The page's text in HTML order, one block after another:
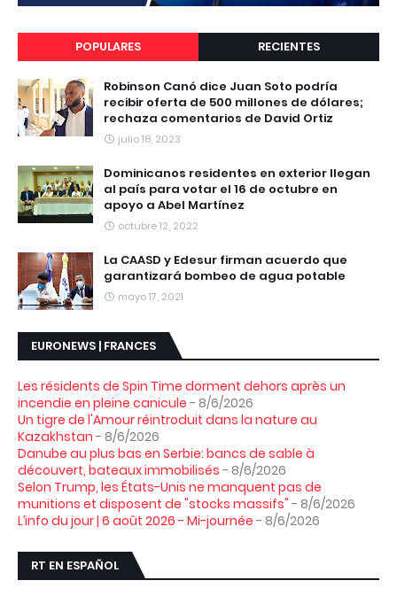
POPULARES RECIENTES
Robinson Canó dice Juan Soto podría
recibir oferta de 500 millones de dólares;
rechaza comentarios de David Ortiz
julio 18, 2023
Dominicanos residentes en exterior llegan
al país para votar el 16 de octubre en
apoyo a Abel Martínez
octubre 12, 2022
La CAASD y Edesur firman acuerdo que
garantizará bombeo de agua potable
mayo 17, 2021
EURONEWS | FRANCES
Les résidents de Spin Time dorment dehors après un
incendie en pleine canicule - 8/6/2026
Un tigre de l'Amour réintroduit dans la nature au
Kazakhstan - 8/6/2026
Danube au plus bas en Serbie: bancs de sable à
découvert, bateaux immobilisés - 8/6/2026
Selon Trump, les États-Unis ne manquent pas de
munitions et disposent de "stocks massifs" - 8/6/2026
L’info du jour | 6 août 2026 - Mi-journée - 8/6/2026
RT EN ESPAÑOL